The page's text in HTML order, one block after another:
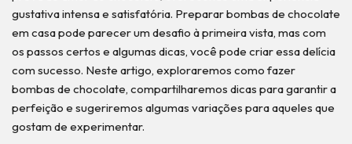
gustativa intensa e satisfatória. Preparar bombas de chocolate
em casa pode parecer um desafio à primeira vista, mas com
os passos certos e algumas dicas, você pode criar essa delícia
com sucesso. Neste artigo, exploraremos como fazer
bombas de chocolate, compartilharemos dicas para garantir a
perfeição e sugeriremos algumas variações para aqueles que
gostam de experimentar.